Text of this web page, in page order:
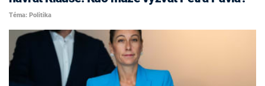
Téma: Politika